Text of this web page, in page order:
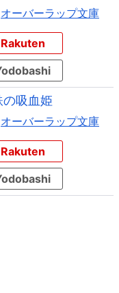
オーバーラップ文庫
Rakuten
吸血姫
オーバーラップ文庫
Rakuten